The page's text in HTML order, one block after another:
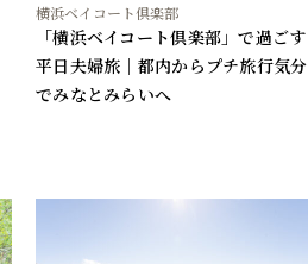
横浜ベイコート倶楽部
「横浜ベイコート倶楽部」で過ごす
平日夫婦旅｜都内からプチ旅行気分
でみなとみらいへ